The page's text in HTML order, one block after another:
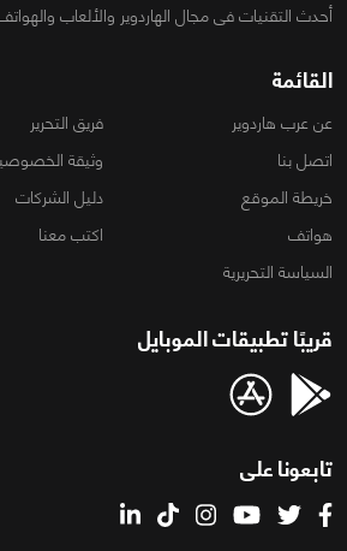
أحدث التقنيات فى مجال الهاردوير والألعاب
القائمة
عن عرب هاردوير
فريق التحرير
اتصل بنا
وثيقة
خريطة الموقع
دليل الشركات
هواتف
اكتب معنا
السياسة التحريرية
قريبًا تطبيقات الموبايل
تابعونا على